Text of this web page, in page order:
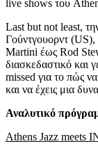
live shows του
Last but not least,
Γούντγουορντ
Martini έως Rod
διασκεδαστικό και
missed για το πώς
και να έχεις μια
Αναλυτικό
Athens Jazz meets